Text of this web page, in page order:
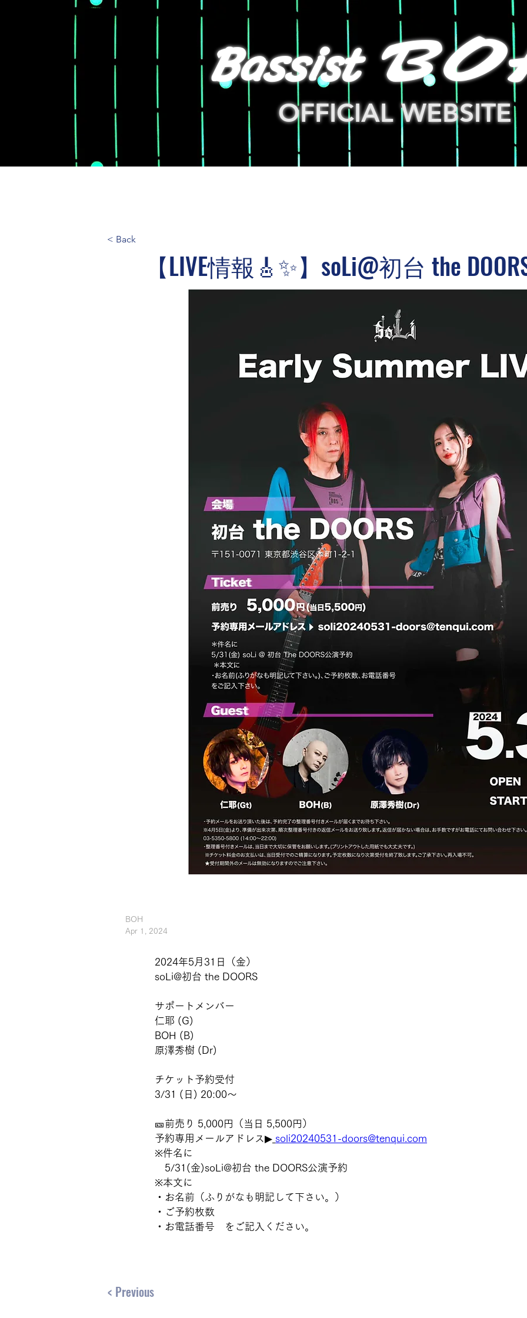
Bassist
OFFICIAL WEBSITE
< Back
【LIVE情報🎸✨】soLi@初台 the
BOH
Apr 1, 2024
2024年5月31日（金）
soLi@初台 the DOORS
サポートメンバー
仁耶 (G)
BOH (B)
原澤秀樹 (Dr)
チケット予約受付
3/31 (日) 20:00～
🎫前売り 5,000円（当日 5,500円）
予約専用メールアドレス▶ soli20240531-doors@tenqui.com
※件名に
5/31(金)soLi@初台 the DOORS公演予約
※本文に
・お名前（ふりがなも明記して下さい。）
・ご予約枚数
・お電話番号　をご記入ください。
< Previous